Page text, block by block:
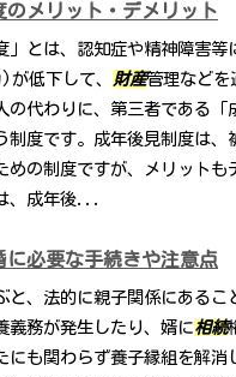
のメリット・デメリット
」とは、認知症や精神障害等
低下して、 財産管理などを
の代わりに、第三者である「
制度です。成年後見制度は、
めの制度ですが、メリットも
、成年後...
に必要な手続きや注意点
と、法的に親子関係にあるこ
義務が発生したり、婿に相続
にも関わらず養子縁組を解消